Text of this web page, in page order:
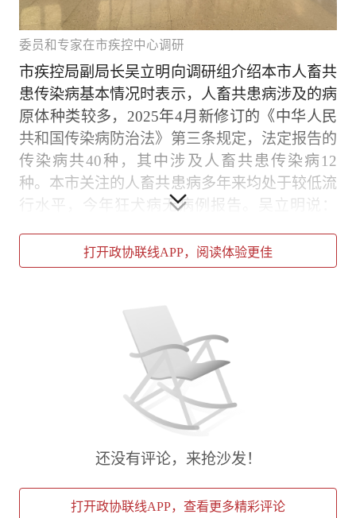
委员和专家在市疾控中心调研
市疾控局副局长吴立明向调研组介绍本市人畜共
患传染病基本情况时表示，人畜共患病涉及的病
原体种类较多，2025年4月新修订的《中华人民
共和国传染病防治法》第三条规定，法定报告的
传染病共40种，其中涉及人畜共患传染病12
种。本市关注的人畜共患病多年来均处于较低流
行水平，今年狂犬病无病例报告。吴立明说：
发作。”他表示，人畜共患病得到有效管控，离
不开市民疫苗接种意识的增强。
近年以来，全市44家犬伤处置门诊每年接种人狂
犬病疫苗30余万人次，其中因犬致伤者约14万
人次，有些医院的犬伤处置门诊还包含了异宠咬
伤后的治疗。由于部分市民不养宠物，对于哪家
医院开设相关门诊并不了解。加上宠物种类的日
益多样化，可能携带未知病原体，这让不少市民
何治疗。”这让上海现代服务业发展研究院副院
打开政协联线APP，阅读体验更佳
还没有评论，来抢沙发！
打开政协联线APP，查看更多精彩评论